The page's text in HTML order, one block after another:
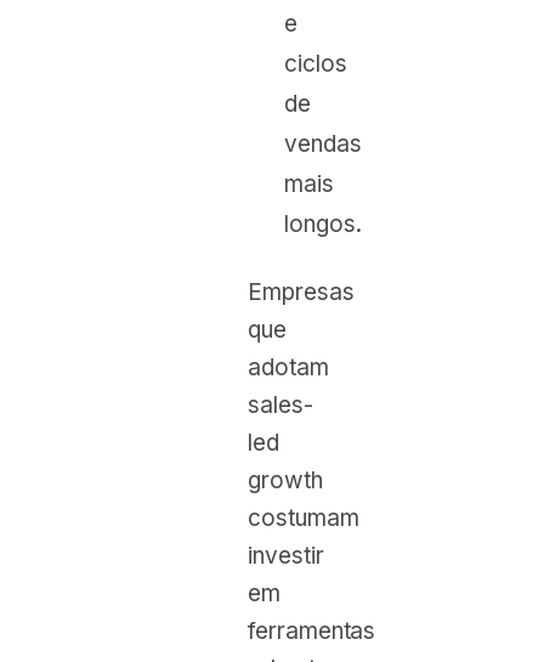
e
ciclos
de
vendas
mais
longos.
Empresas
que
adotam
sales-
led
growth
costumam
investir
em
ferramentas